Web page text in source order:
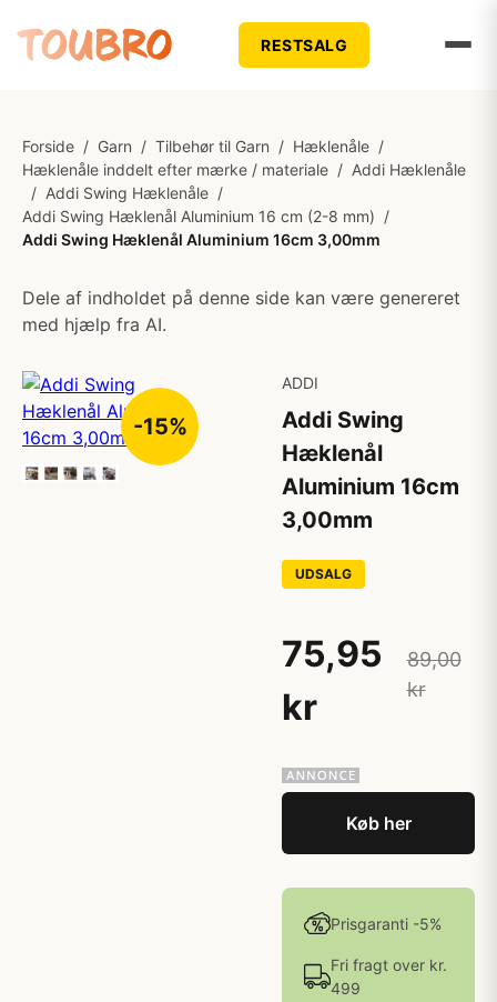
RESTSALG
Forside / Garn / Tilbehør til Garn / Hæklenåle /
Hæklenåle inddelt efter mærke / materiale / Addi Hæklenåle
/ Addi Swing Hæklenåle /
Addi Swing Hæklenål Aluminium 16 cm (2-8 mm) /
Addi Swing Hæklenål Aluminium 16cm 3,00mm
Dele af indholdet på denne side kan være genereret
med hjælp fra AI.
-15%
ADDI
Addi Swing
Hæklenål
Aluminium 16cm
3,00mm
UDSALG
75,95
kr
89,00
kr
Køb her
Prisgaranti -5%
Fri fragt over kr.
499